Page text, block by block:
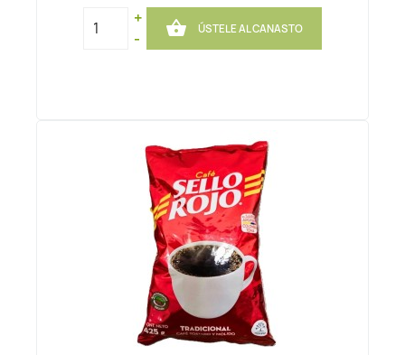
+
-
 ÚSTELE AL CANASTO